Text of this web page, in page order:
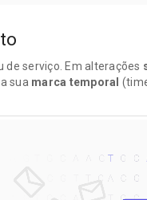
de serviço. Em alterações
sua marca temporal